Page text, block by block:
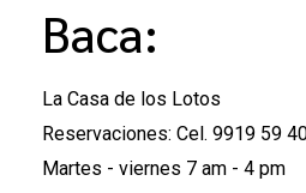
Baca:
La Casa de los Lotos
Reservaciones: Cel. 9919 59
Martes - viernes 7 am - 4 pm